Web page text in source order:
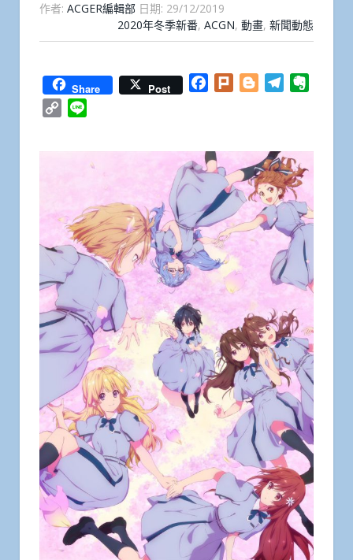
作者: ACGER編輯部 日期: 29/12/2019
2020年冬季新番, ACGN, 動畫, 新聞動態
Share Post Facebook
Plurk BloggerTelegram
Copy